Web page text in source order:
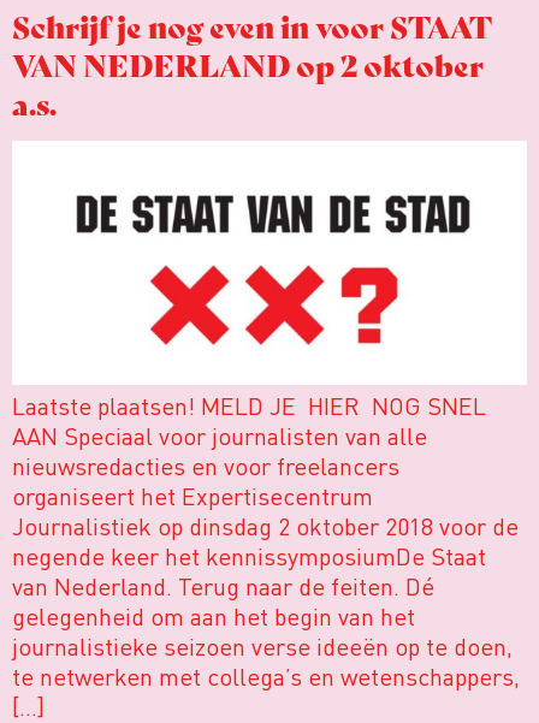
Schrijf je nog even in voor STAAT
VAN NEDERLAND op 2 oktober
a.s.
Laatste plaatsen! MELD JE HIER NOG SNEL
AAN Speciaal voor journalisten van alle
nieuwsredacties en voor freelancers
organiseert het Expertisecentrum
Journalistiek op dinsdag 2 oktober 2018 voor de
negende keer het kennissymposiumDe Staat
van Nederland. Terug naar de feiten. Dé
gelegenheid om aan het begin van het
journalistieke seizoen verse ideeën op te doen,
te netwerken met collega’s en wetenschappers,
[…]